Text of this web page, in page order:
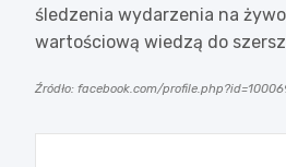
śledzenia wydarzenia na
wartościową wiedzą do
Źródło: facebook.com/